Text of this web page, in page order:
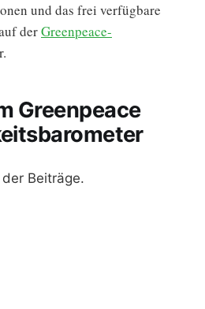
und das frei verfügbare
derGreenpeace-
Greenpeace
Beiträge.